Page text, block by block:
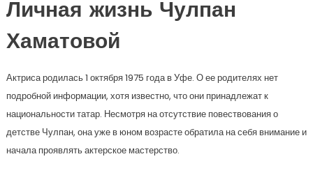
Личная жизнь Чулпан
Хаматовой
Актриса родилась 1 октября 1975 года в Уфе. О ее родителях нет
подробной информации, хотя известно, что они принадлежат к
национальности татар. Несмотря на отсутствие повествования о
детстве Чулпан, она уже в юном возрасте обратила на себя внимание и
начала проявлять актерское мастерство.